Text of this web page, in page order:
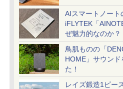
AIスマートノート
iFLYTEK「
ぜ魅力的なのか？
鳥肌ものの「
HOME」サウンド
た！
レイズ鍛造1ピー